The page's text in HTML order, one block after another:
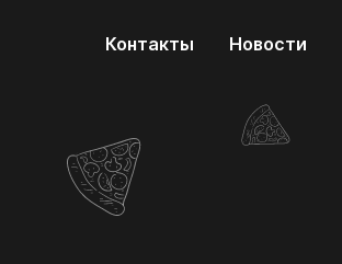
Контакты Новости